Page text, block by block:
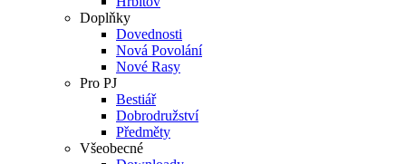
Doplňky
Dovednosti
Nová Povolání
Nové Rasy
Pro PJ
Bestiář
Dobrodružství
Předměty
Všeobecné